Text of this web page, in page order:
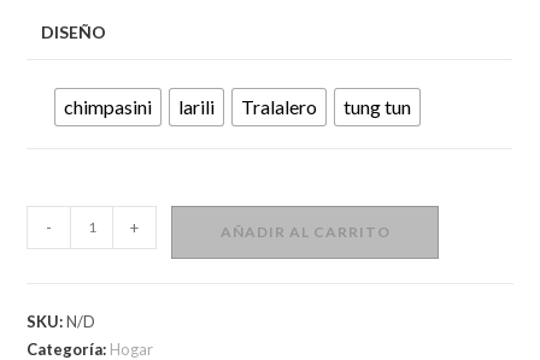
DISEÑO
chimpasini larili Tralalero tung tun
Peluches
Brainrot
Tralala
- + AÑADIR AL CARRITO
SKU:N/D
Categoría: Hogar